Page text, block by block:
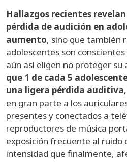
Hallazgos recientes
pérdida de audición en
aumento, sino que también
adolescentes son
aún así eligen no proteger su
que 1 de cada 5
una ligera pérdida auditiva
en gran parte a los
presentes y conectados a
reproductores de música
exposición frecuente al ruido
intensidad que finalmente,